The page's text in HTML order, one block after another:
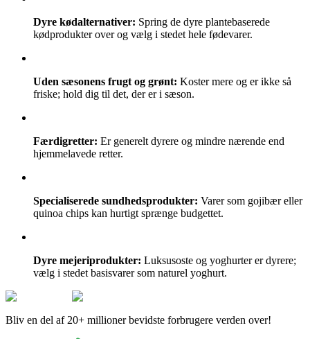
Dyre kødalternativer: Spring de dyre plantebaserede
kødprodukter over og vælg i stedet hele fødevarer.
Uden sæsonens frugt og grønt: Koster mere og er ikke så
friske; hold dig til det, der er i sæson.
Færdigretter: Er generelt dyrere og mindre nærende end
hjemmelavede retter.
Specialiserede sundhedsprodukter: Varer som gojibær eller
quinoa chips kan hurtigt sprænge budgettet.
Dyre mejeriprodukter: Luksusoste og yoghurter er dyrere;
vælg i stedet basisvarer som naturel yoghurt.
Bliv en del af 20+ millioner bevidste forbrugere verden over!